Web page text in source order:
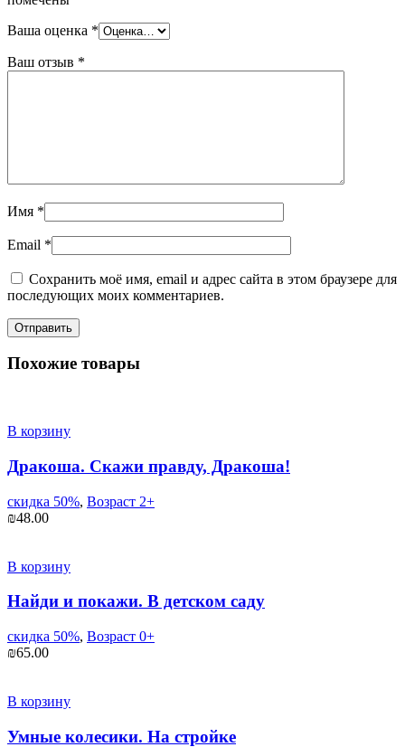
Ваша оценка *
Ваш отзыв *
Имя *
Email *
Сохранить моё имя, email и адрес сайта в этом браузере для
последующих моих комментариев.
Похожие товары
В корзину
Дракоша. Скажи правду, Дракоша!
скидка 50%, Возраст 2+
₪48.00
В корзину
Найди и покажи. В детском саду
скидка 50%, Возраст 0+
₪65.00
В корзину
Умные колесики. На стройке